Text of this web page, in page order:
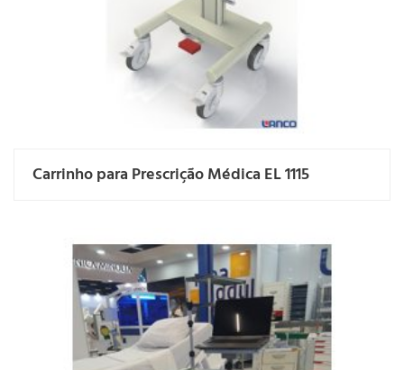
Carrinho para Prescrição Médica EL 1115